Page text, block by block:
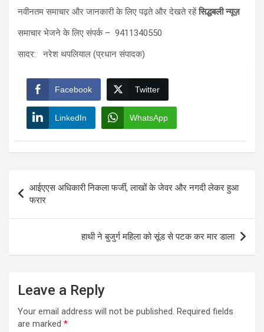
नवीनतम समाचार और जानकारी के लिए पढ़ते और देखते रहेंसिद्धबली न्यूज़
समाचार भेजने के लिए संपर्क – 9411340550
सादर: नरेश थपलियाल (प्रधान संपादक)
Facebook Twitter
LinkedIn WhatsApp
navigation
आईएएस अधिकारी निकला फर्जी, लाखों के जेवर और नगदी लेकर हुआ
फरार
हाथी ने बुजुर्ग महिला को सूंड से पटक कर मार डाला
Leave a Reply
Your email address will not be published. Required fields
are marked *